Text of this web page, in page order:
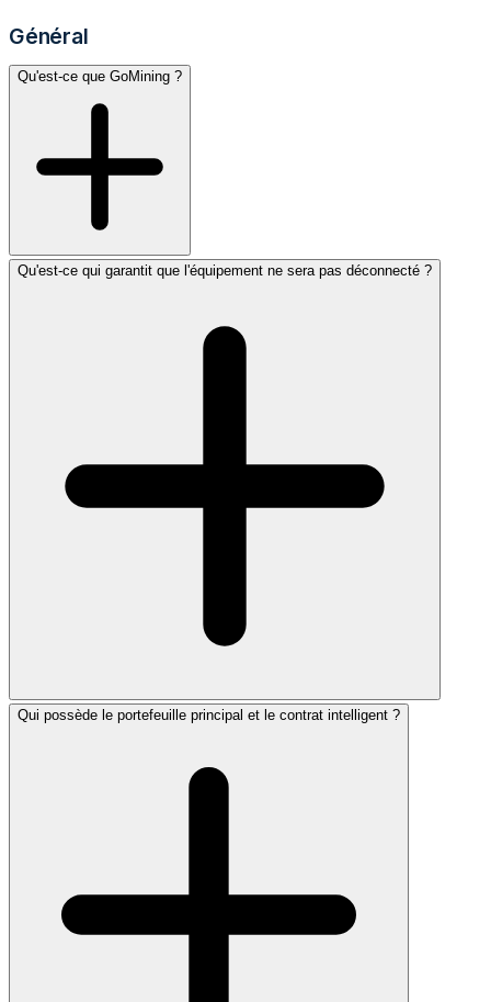
Général
Qu'est-ce que GoMining ?
Qu'est-ce qui garantit que l'équipement ne sera pas déconnecté ?
Qui possède le portefeuille principal et le contrat intelligent ?